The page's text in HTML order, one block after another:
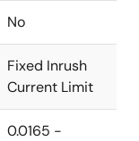
No
Fixed Inrush
Current Limit
0.0165 -